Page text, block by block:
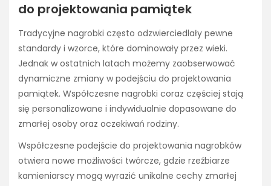
do projektowania pamiątek
Tradycyjne nagrobki często odzwierciedlały pewne
standardy i wzorce, które dominowały przez wieki.
Jednak w ostatnich latach możemy zaobserwować
dynamiczne zmiany w podejściu do projektowania
pamiątek. Współczesne nagrobki coraz częściej stają
się personalizowane i indywidualnie dopasowane do
zmarłej osoby oraz oczekiwań rodziny.
Współczesne podejście do projektowania nagrobków
otwiera nowe możliwości twórcze, gdzie rzeźbiarze
kamieniarscy mogą wyrazić unikalne cechy zmarłej